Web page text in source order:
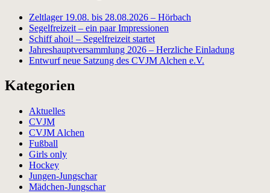
Zeltlager 19.08. bis 28.08.2026 – Hörbach
Segelfreizeit – ein paar Impressionen
Schiff ahoi! – Segelfreizeit startet
Jahreshauptversammlung 2026 – Herzliche Einladung
Entwurf neue Satzung des CVJM Alchen e.V.
Kategorien
Aktuelles
CVJM
CVJM Alchen
Fußball
Girls only
Hockey
Jungen-Jungschar
Mädchen-Jungschar